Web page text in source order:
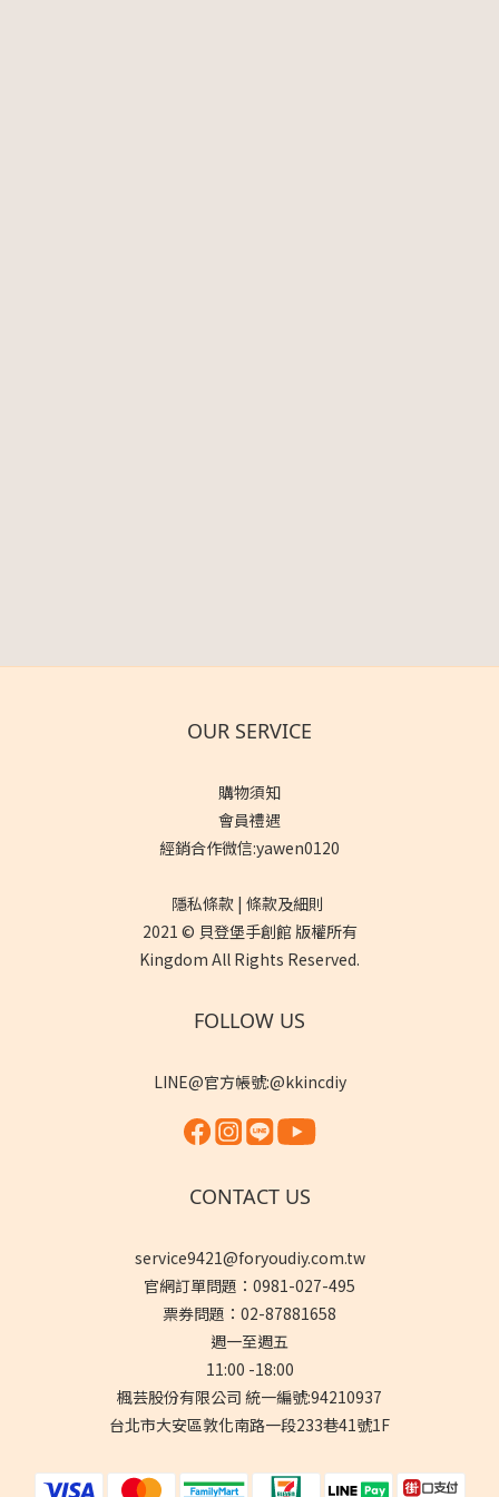
OUR SERVICE
購物須知
會員禮遇
經銷合作微信:yawen0120
隱私條款 | 條款及細則
2021 © 貝登堡手創館 版權所有
Kingdom All Rights Reserved.
FOLLOW US
LINE@官方帳號:@kkincdiy
CONTACT US
service9421@foryoudiy.com.tw
官網訂單問題：0981-027-495
票券問題：02-87881658
週一至週五
11:00 -18:00
楓芸股份有限公司 統一編號:94210937
台北市大安區敦化南路一段233巷41號1F